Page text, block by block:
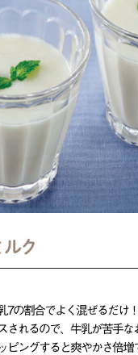
ク
7の割合でよく混ぜるだけ
されるので、牛乳が苦手な
ピングすると爽やかさ倍増